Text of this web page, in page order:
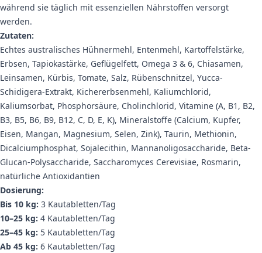
während sie täglich mit essenziellen Nährstoffen versorgt
werden.
Zutaten:
Echtes australisches Hühnermehl, Entenmehl, Kartoffelstärke,
Erbsen, Tapiokastärke, Geflügelfett, Omega 3 & 6, Chiasamen,
Leinsamen, Kürbis, Tomate, Salz, Rübenschnitzel, Yucca-
Schidigera-Extrakt, Kichererbsenmehl, Kaliumchlorid,
Kaliumsorbat, Phosphorsäure, Cholinchlorid, Vitamine (A, B1, B2,
B3, B5, B6, B9, B12, C, D, E, K), Mineralstoffe (Calcium, Kupfer,
Eisen, Mangan, Magnesium, Selen, Zink), Taurin, Methionin,
Dicalciumphosphat, Sojalecithin, Mannanoligosaccharide, Beta-
Glucan-Polysaccharide, Saccharomyces Cerevisiae, Rosmarin,
natürliche Antioxidantien
Dosierung:
Bis 10 kg: 3 Kautabletten/Tag
10–25 kg: 4 Kautabletten/Tag
25–45 kg: 5 Kautabletten/Tag
Ab 45 kg: 6 Kautabletten/Tag